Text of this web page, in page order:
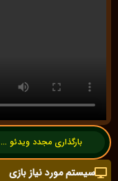
بارگذاری مجدد ویدئو ...
سیستم مورد نیاز بازی